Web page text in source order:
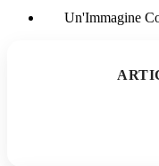
Un'Immagine